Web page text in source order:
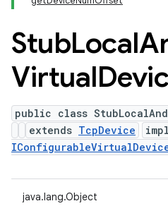
StubLocal
Virtual
public class
extends TcpDevice
java.lang.Object